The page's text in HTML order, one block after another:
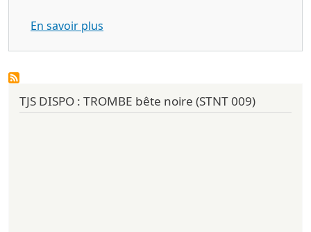
En savoir plus
TJS DISPO : TROMBE bête noire (STNT 009)